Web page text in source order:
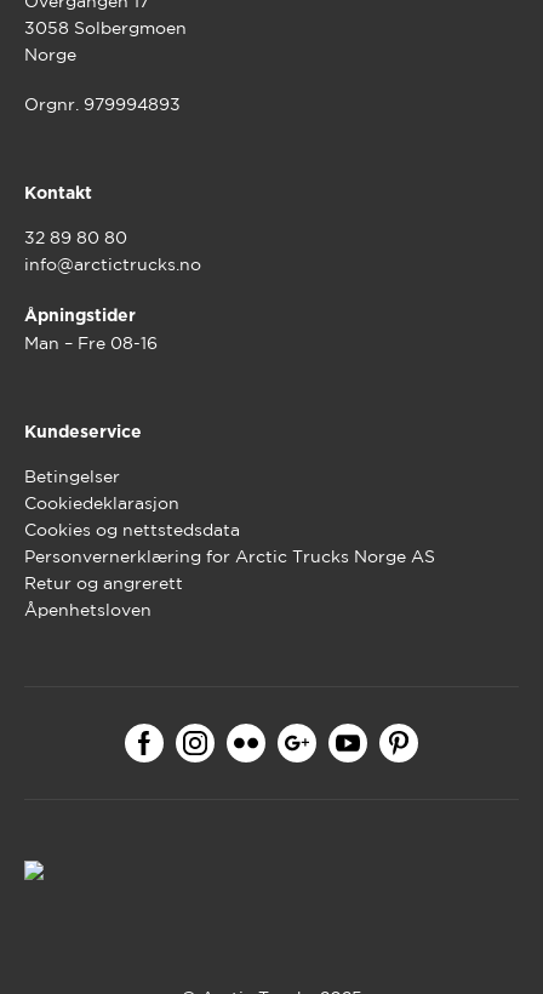
3058 Solbergmoen
Norge
Orgnr. 979994893
Kontakt
32 89 80 80
info@arctictrucks.no
Åpningstider
Man – Fre 08-16
Kundeservice
Betingelser
Cookiedeklarasjon
Cookies og nettstedsdata
Personvernerklæring for Arctic Trucks Norge AS
Retur og angrerett
Åpenhetsloven